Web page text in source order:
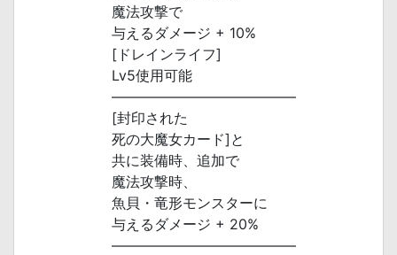
魔法攻撃で
与えるダメージ + 10%
[ドレインライフ]
Lv5使用可能
―――――――――――――
[封印された
死の大魔女カード]と
共に装備時、追加で
魔法攻撃時、
魚貝・竜形モンスターに
与えるダメージ + 20%
―――――――――――――